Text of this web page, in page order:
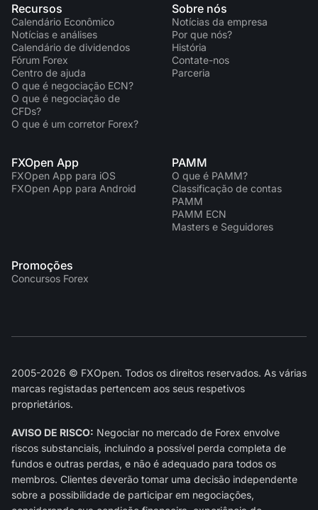
Recursos
Calendário Econômico
Notícias e análises
Calendário de dividendos
Fórum Forex
Centro de ajuda
O que é negociação ECN?
O que é negociação de
CFDs?
O que é um corretor Forex?
Sobre nós
Notícias da empresa
Por que nós?
História
Contate-nos
Parceria
FXOpen App
FXOpen App para iOS
FXOpen App para Android
PAMM
O que é PAMM?
Classificação de contas
PAMM
PAMM ECN
Masters e Seguidores
Promoções
Concursos Forex
2005-2026 © FXOpen. Todos os direitos reservados. As várias
marcas registadas pertencem aos seus respetivos
proprietários.
AVISO DE RISCO: Negociar no mercado de Forex envolve
riscos substanciais, incluindo a possível perda completa de
fundos e outras perdas, e não é adequado para todos os
membros. Clientes deverão tomar uma decisão independente
sobre a possibilidade de participar em negociações,